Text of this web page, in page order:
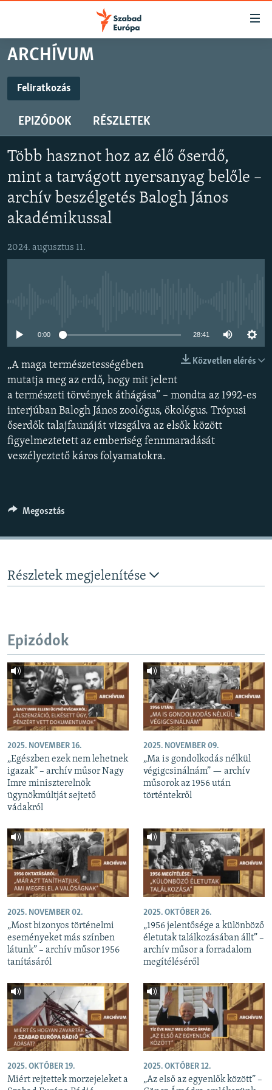
Akadálymentes
Ugrás
fő
oldalra
tartalomjegyzékre
Ugrás
keresésre
AKTUÁLIS
ELEMZŐ
NER15
SZABADON
TÁRSADALOM
A PÉNZ NYOMÁBAN
KLÍMAVÁLTOZÁS
A MÚLT TANULSÁGAI
KÖVESSEN MINKET!
Valamennyi RFE/RL weboldal
ARCHÍVUM
Feliratkozás
Spotify
Feliratkozás
EPIZÓDOK RÉSZLETEK
Több hasznot hoz az élő őserdő,
mint a tarvágott nyersanyag belőle –
archív beszélgetés Balogh János
akadémikussal
2024. augusztus 11.
0:00 28:41
Közvetlen elérés
„A maga természetességében
mutatja meg az erdő, hogy mit jelent
a természeti törvények áthágása” – mondta az 1992-es
interjúban Balogh János zoológus, ökológus. Trópusi
őserdők talajfaunáját vizsgálva az elsők között
figyelmeztetett az emberiség fennmaradását
veszélyeztető káros folyamatokra.
Megosztás
Részletek megjelenítése
Epizódok
2025. NOVEMBER 16.
„Egészben ezek nem lehetnek
igazak” – archív műsor Nagy
Imre miniszterelnök
ügynökmúltját sejtető
vádakról
2025. NOVEMBER 09.
„Ma is gondolkodás nélkül
végigcsinálnám” — archív
műsorok az 1956 után
történtekről
2025. NOVEMBER 02.
„Most bizonyos történelmi
eseményeket más színben
látunk” – archív műsor 1956
tanításáról
2025. OKTÓBER 26.
„1956 jelentősége a különböző
életutak találkozásában állt” –
archív műsor a forradalom
megítéléséről
2025. OKTÓBER 19.
Miért rejtettek morzejeleket a
2025. OKTÓBER 12.
„Az első az egyenlők között” –
Spotify
Feliratkozás